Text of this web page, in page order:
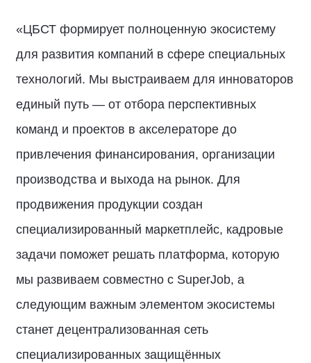
«ЦБСТ формирует полноценную экосистему
для развития компаний в сфере специальных
технологий. Мы выстраиваем для инноваторов
единый путь — от отбора перспективных
команд и проектов в акселераторе до
привлечения финансирования, организации
производства и выхода на рынок. Для
продвижения продукции создан
специализированный маркетплейс, кадровые
задачи поможет решать платформа, которую
мы развиваем совместно с SuperJob, а
следующим важным элементом экосистемы
станет децентрализованная сеть
специализированных защищённых